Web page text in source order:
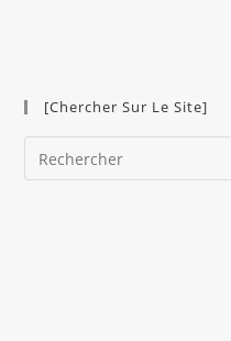
[Chercher Sur Le Site]